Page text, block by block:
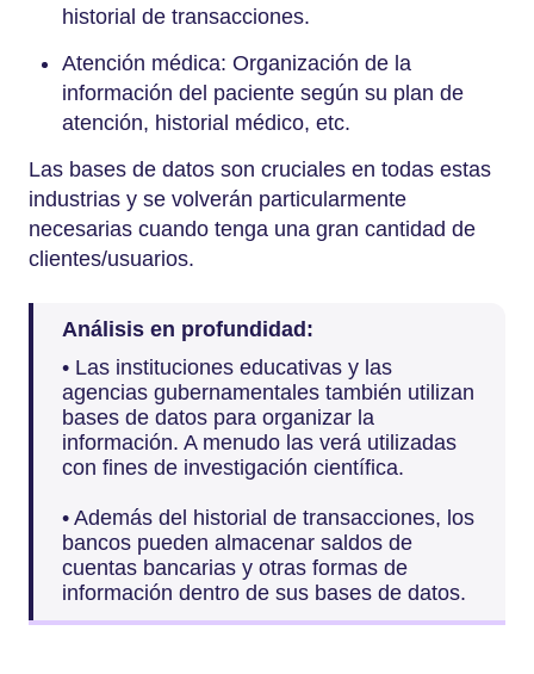
historial de transacciones.
Atención médica: Organización de la
información del paciente según su plan de
atención, historial médico, etc.
Las bases de datos son cruciales en todas estas
industrias y se volverán particularmente
necesarias cuando tenga una gran cantidad de
clientes/usuarios.
Análisis en profundidad:
• Las instituciones educativas y las
agencias gubernamentales también utilizan
bases de datos para organizar la
información. A menudo las verá utilizadas
con fines de investigación científica.
• Además del historial de transacciones, los
bancos pueden almacenar saldos de
cuentas bancarias y otras formas de
información dentro de sus bases de datos.